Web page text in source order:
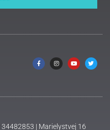
| Marielystvej 16